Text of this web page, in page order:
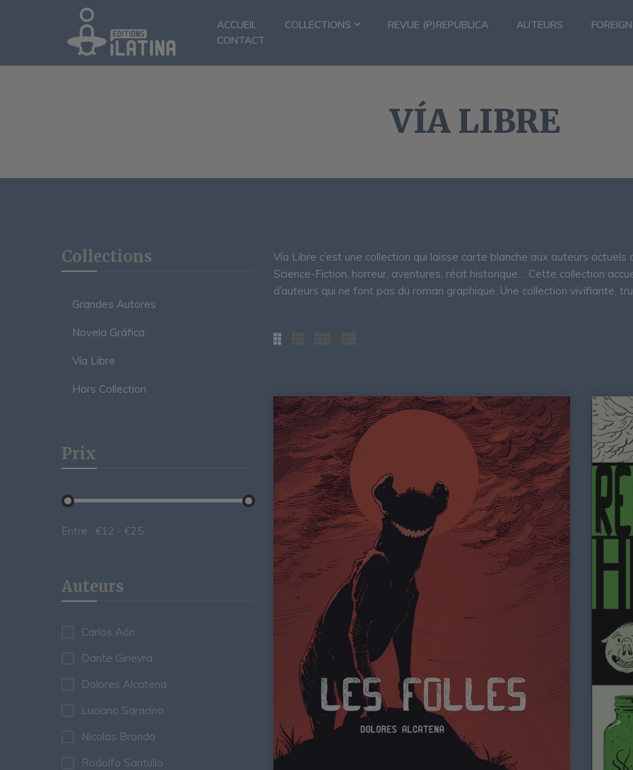
ACCUEIL COLLECTIONS REVUE (P)REPUBLICA AUTEURS
CONTACT
VÍA LIBRE
Collections
Grandes Autores
Novela Gráfica
Vía Libre
Hors Collection
Prix
Entre : €12 - €25
Auteurs
Carlos Aón
Dante Ginevra
Dolores Alcatena
Luciano Saracino
Nicolas Brondo
Rodolfo Santullo
Vía Libre c’est une collection qui laisse carte blanche aux auteurs
Science-Fiction, horreur, aventures, récit historique… Cette collection
d’auteurs qui ne font pas du roman graphique. Une collection vivifiante,